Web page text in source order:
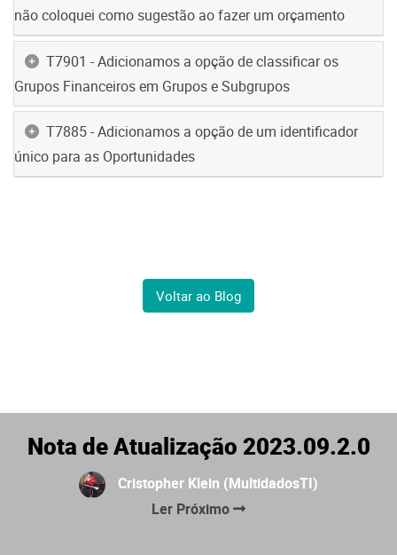
não coloquei como sugestão ao fazer um orçamento
T7901 - Adicionamos a opção de classificar os
Grupos Financeiros em Grupos e Subgrupos
T7885 - Adicionamos a opção de um identificador
único para as Oportunidades
Voltar ao Blog
Nota de Atualização 2023.09.2.0
Cristopher Klein (MultidadosTI)
Ler Próximo